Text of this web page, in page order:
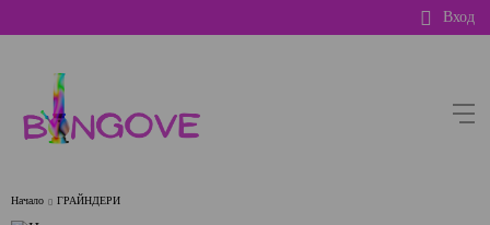
Вход
Начало ГРАЙНДЕРИ